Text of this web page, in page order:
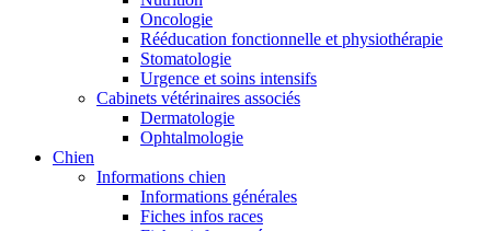
Oncologie
Rééducation fonctionnelle et physiothérapie
Stomatologie
Urgence et soins intensifs
Cabinets vétérinaires associés
Dermatologie
Ophtalmologie
Chien
Informations chien
Informations générales
Fiches infos races